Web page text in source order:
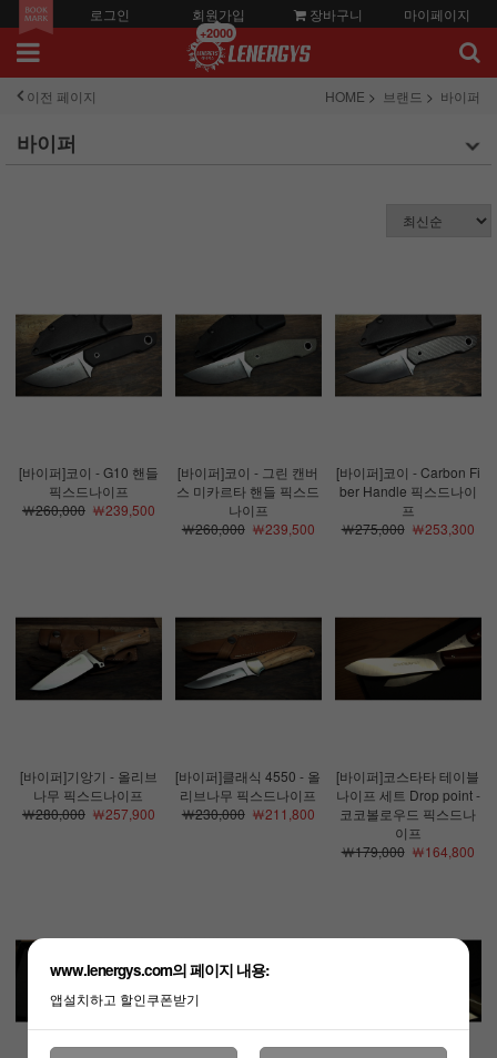
로그인 회원가입
+2000
장바구니 마이페이지
이전 페이지 HOME 브랜드 바이퍼
바이퍼
[바이퍼]코이 - G10 핸들
픽스드나이프
￦260,000￦239,500
[바이퍼]코이 - 그린 캔버
스 미카르타 핸들 픽스드
나이프
￦260,000￦239,500
[바이퍼]코이 - Carbon Fi
ber Handle 픽스드나이
프
￦275,000￦253,300
[바이퍼]기앙기 - 올리브
나무 픽스드나이프
￦280,000￦257,900
[바이퍼]클래식 4550 - 올
리브나무 픽스드나이프
￦230,000￦211,800
[바이퍼]코스타타 테이블
나이프 세트 Drop point -
코코볼로우드 픽스드나
이프
￦179,000￦164,800
www.lenergys.com의 페이지 내용:
앱설치하고 할인쿠폰받기